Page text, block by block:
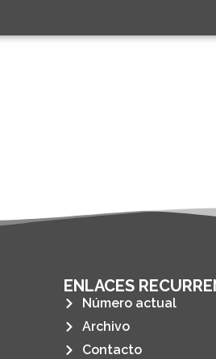
ENLACES
Número actual
Archivo
Contacto